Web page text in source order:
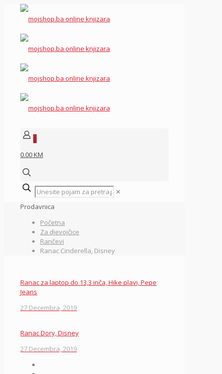
0
0.00 KM
✕
Prodavnica
Početna
Za djevojčice
Rančevi
Ranac Cinderella, Disney
Ranac za laptop do 13,3 inča, Hike plavi, Pepe
Jeans
27 Decembra, 2019
Ranac Dory, Disney
27 Decembra, 2019